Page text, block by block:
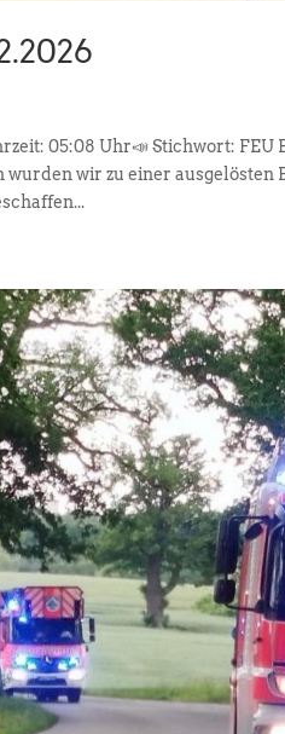
05:08 Uhr📣 Stichwort: FEU
wir zu einer